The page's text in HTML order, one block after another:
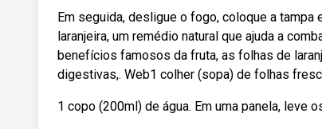
Em seguida, desligue o fogo, coloque a
laranjeira, um remédio natural que ajuda a
benefícios famosos da fruta, as folhas de
digestivas,. Web1 colher (sopa) de folhas
1 copo (200ml) de água. Em uma panela, leve